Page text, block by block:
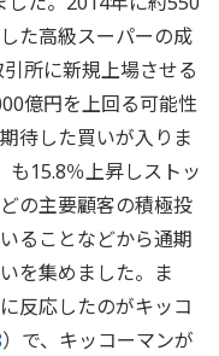
た高級スーパーの成
所に新規上場させる
億円を上回る可能性
待した買いが入りま
も15.8％上昇しストッ
の主要顧客の積極投
ることなどから通期
を集めました。ま
反応したのがキッコ
）で、キッコーマンが